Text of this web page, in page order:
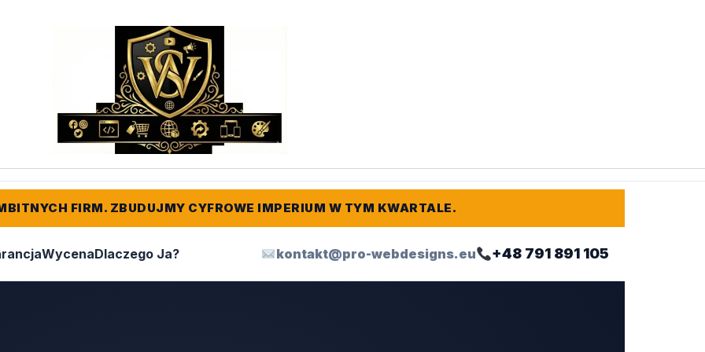
FIRM. ZBUDUJMY CYFROWE IMPERIUM W TYM KWARTALE.
WycenaDlaczego Ja? kontakt@pro-webdesigns.eu +48 791 891 105